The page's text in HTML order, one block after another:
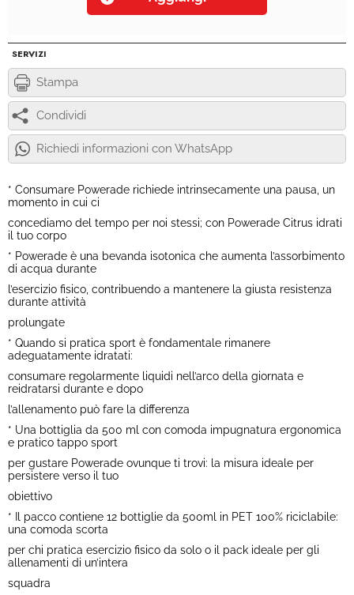
SERVIZI
Stampa
Condividi
Richiedi informazioni con WhatsApp
* Consumare Powerade richiede intrinsecamente una pausa, un
momento in cui ci
concediamo del tempo per noi stessi; con Powerade Citrus idrati
il tuo corpo
* Powerade è una bevanda isotonica che aumenta l’assorbimento
di acqua durante
l’esercizio fisico, contribuendo a mantenere la giusta resistenza
durante attività
prolungate
* Quando si pratica sport è fondamentale rimanere
adeguatamente idratati:
consumare regolarmente liquidi nell’arco della giornata e
reidratarsi durante e dopo
l’allenamento può fare la differenza
* Una bottiglia da 500 ml con comoda impugnatura ergonomica
e pratico tappo sport
per gustare Powerade ovunque ti trovi: la misura ideale per
persistere verso il tuo
obiettivo
* Il pacco contiene 12 bottiglie da 500ml in PET 100% riciclabile:
una comoda scorta
per chi pratica esercizio fisico da solo o il pack ideale per gli
allenamenti di un’intera
squadra